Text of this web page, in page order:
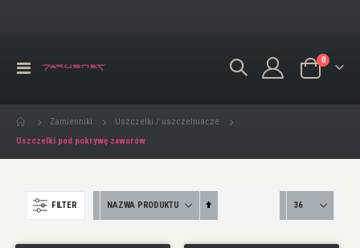
Przełącznik
Koszyk
0produkty/
Zamienniki
Uszczelki / uszczelniacze
Uszczelki pod pokrywę zaworów
FILTER
Ustaw
kierunek